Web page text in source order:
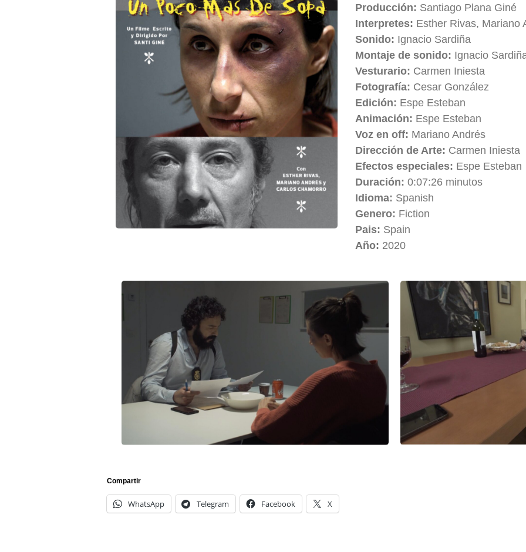
Producción: Santiago Plana Giné
Interpretes: Esther Rivas, Mariano
Sonido: Ignacio Sardiña
Montaje de sonido: Ignacio
Vesturario: Carmen Iniesta
Fotografía: Cesar González
Edición: Espe Esteban
Animación: Espe Esteban
Voz en off: Mariano Andrés
Dirección de Arte: Carmen Iniesta
Efectos especiales: Espe Esteban
Duración:0:07:26 minutos
Idioma: Spanish
Genero: Fiction
Pais: Spain
Año: 2020
Compartir
WhatsApp Telegram Facebook X